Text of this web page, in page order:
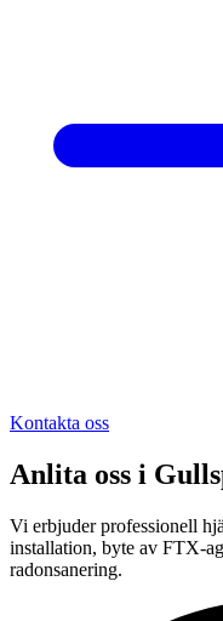
Kontakta oss
Anlita oss i
Vi erbjuder professionell
installation, byte av FTX-
radonsanering.